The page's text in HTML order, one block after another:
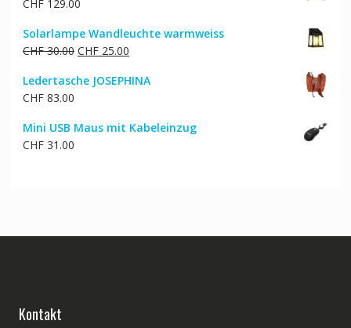
CHF 99.00
CHF129.00
Solarlampe Wandleuchte warmweiss
CHF30.00 Ursprünglicher
war:
CHF25.00Aktueller
ist:
Ledertasche JOSEPHINA
CHF83.00
Mini USB Maus mit Kabeleinzug
CHF31.00
Kontakt